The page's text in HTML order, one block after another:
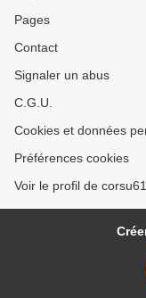
Pages
Contact
Signaler un abus
C.G.U.
Cookies et données
Préférences cookies
Voir le profil de